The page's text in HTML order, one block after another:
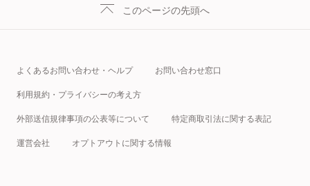
このページの先頭へ
よくあるお問い合わせ・ヘルプ お問い合わせ窓口
利用規約・プライバシーの考え方
外部送信規律事項の公表等について 特定商取引法に関する表記
運営会社 オプトアウトに関する情報